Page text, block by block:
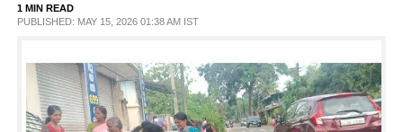
PHOTOS
LIFESTYLE
SPIRITUAL
1 MIN READ
PUBLISHED: MAY 15, 2026 01:38 AM IST